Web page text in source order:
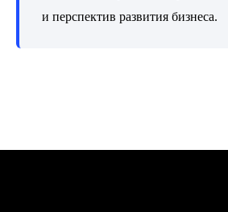
и перспектив развития бизнеса.